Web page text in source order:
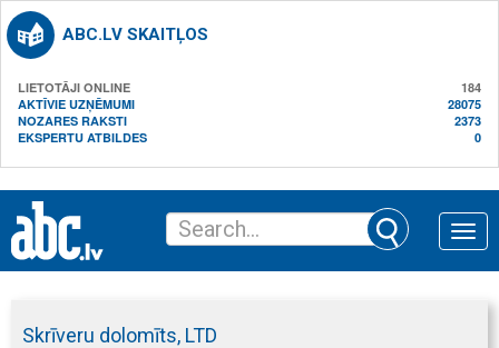
ABC.LV SKAITĻOS
LIETOTĀJI ONLINE
184
AKTĪVIE UZŅĒMUMI
28075
NOZARES RAKSTI
2373
EKSPERTU ATBILDES
0
Toggle
Skrīveru dolomīts, LTD